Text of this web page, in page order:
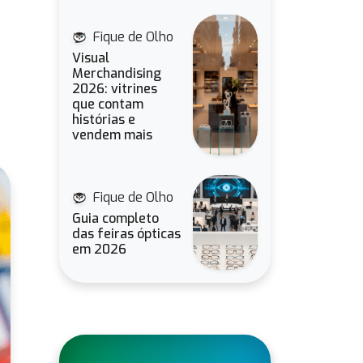
Fique de Olho
Visual
Merchandising
2026: vitrines
que contam
histórias e
vendem mais
Fique de Olho
Guia completo
das feiras ópticas
em 2026